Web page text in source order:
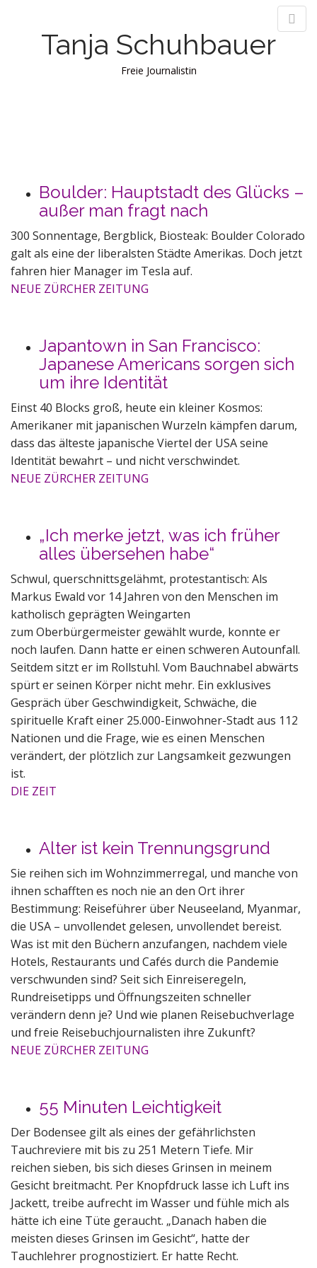
Tanja Schuhbauer
Freie Journalistin
u
t
e
n
t
Boulder: Hauptstadt des Glücks –
außer man fragt nach
300 Sonnentage, Bergblick, Biosteak: Boulder Colorado
galt als eine der liberalsten Städte Amerikas. Doch jetzt
fahren hier Manager im Tesla auf.
NEUE ZÜRCHER ZEITUNG
Japantown in San Francisco:
Japanese Americans sorgen sich
um ihre Identität
Einst 40 Blocks groß, heute ein kleiner Kosmos:
Amerikaner mit japanischen Wurzeln kämpfen darum,
dass das älteste japanische Viertel der USA seine
Identität bewahrt – und nicht verschwindet.
NEUE ZÜRCHER ZEITUNG
„Ich merke jetzt, was ich früher
alles übersehen habe“
Schwul, querschnittsgelähmt, protestantisch: Als
Markus Ewald vor 14 Jahren von den Menschen im
katholisch geprägten Weingarten
zum Oberbürgermeister gewählt wurde, konnte er
noch laufen. Dann hatte er einen schweren Autounfall.
Seitdem sitzt er im Rollstuhl. Vom Bauchnabel abwärts
spürt er seinen Körper nicht mehr. Ein exklusives
Gespräch über Geschwindigkeit, Schwäche, die
spirituelle Kraft einer 25.000-Einwohner-Stadt aus 112
Nationen und die Frage, wie es einen Menschen
verändert, der plötzlich zur Langsamkeit gezwungen
ist.
DIE ZEIT
Alter ist kein Trennungsgrund
Sie reihen sich im Wohnzimmerregal, und manche von
ihnen schafften es noch nie an den Ort ihrer
Bestimmung: Reiseführer über Neuseeland, Myanmar,
die USA – unvollendet gelesen, unvollendet bereist.
Was ist mit den Büchern anzufangen, nachdem viele
Hotels, Restaurants und Cafés durch die Pandemie
verschwunden sind? Seit sich Einreiseregeln,
Rundreisetipps und Öffnungszeiten schneller
verändern denn je? Und wie planen Reisebuchverlage
und freie Reisebuchjournalisten ihre Zukunft?
NEUE ZÜRCHER ZEITUNG
55 Minuten Leichtigkeit
Der Bodensee gilt als eines der gefährlichsten
Tauchreviere mit bis zu 251 Metern Tiefe. Mir
reichen sieben, bis sich dieses Grinsen in meinem
Gesicht breitmacht. Per Knopfdruck lasse ich Luft ins
Jackett, treibe aufrecht im Wasser und fühle mich als
hätte ich eine Tüte geraucht. „Danach haben die
meisten dieses Grinsen im Gesicht“, hatte der
Tauchlehrer prognostiziert. Er hatte Recht.